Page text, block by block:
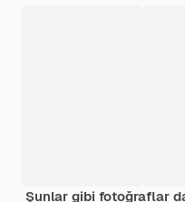
Şunlar gibi fotoğraflar